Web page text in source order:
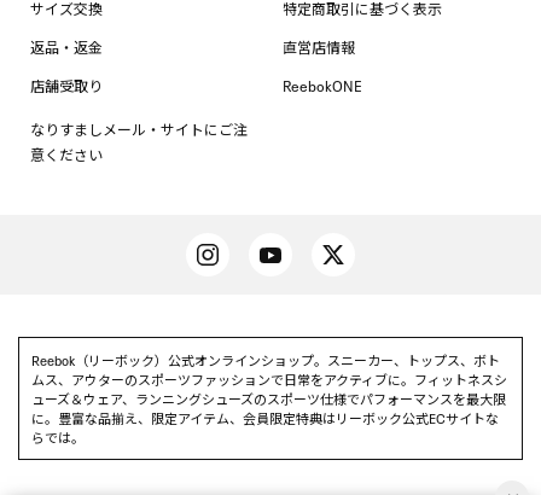
サイズ交換
返品・返金
店舗受取り
なりすましメール・サイトにご注
意ください
特定商取引に基づく表示
直営店情報
ReebokONE
Reebok（リーボック）公式オンラインショップ。スニーカー、トップス、ボト
ムス、アウターのスポーツファッションで日常をアクティブに。フィットネスシ
ューズ＆ウェア、ランニングシューズのスポーツ仕様でパフォーマンスを最大限
に。豊富な品揃え、限定アイテム、会員限定特典はリーボック公式ECサイトな
らでは。